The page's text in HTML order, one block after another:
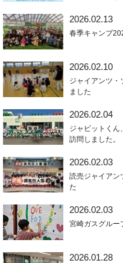
2026.02.13
春季キャンプ
2026.02.10
ジャイアンツ・
ました
2026.02.04
ジャビットくん
訪問しました。
2026.02.03
読売ジャイアン
た
2026.02.03
宮崎ガスグルー
2026.01.28